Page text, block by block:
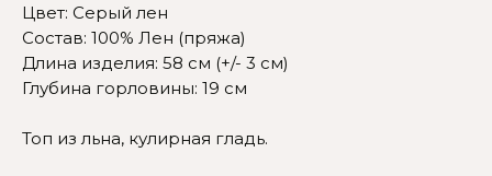
Цвет: Серый лен
Состав: 100% Лен (пряжа)
Длина изделия: 58 см (+/- 3 см)
Глубина горловины: 19 см
Топ из льна, кулирная гладь.
Сомневаетесь в выборе?
посмотреть размерную сетку